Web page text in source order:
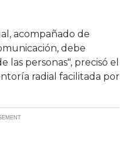
acompañado de
debe
las personas", precisó el
radial facilitada por